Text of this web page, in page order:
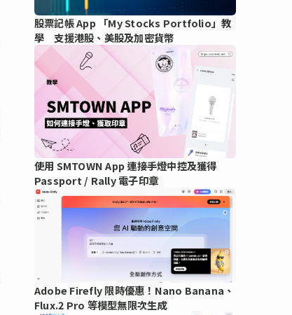
股票記帳 App 「My Stocks Portfolio」教
學 支援港股、美股及加密貨幣
使用 SMTOWN App 連接手燈中控及獲得
Passport / Rally 電子印章
Adobe Firefly 限時優惠！Nano Banana、
Flux.2 Pro 等模型無限次生成